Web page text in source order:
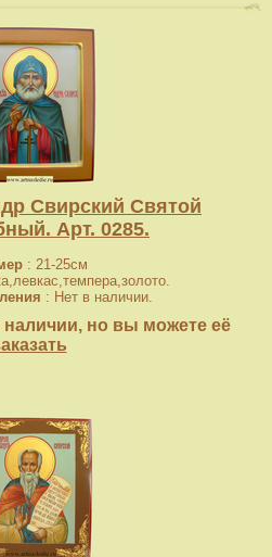
Свирский Святой
Арт. 0285.
: 21-25см
: Нет в наличии.
наличии, но вы можете её